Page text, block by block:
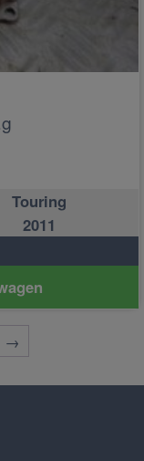
Touring
2011
→